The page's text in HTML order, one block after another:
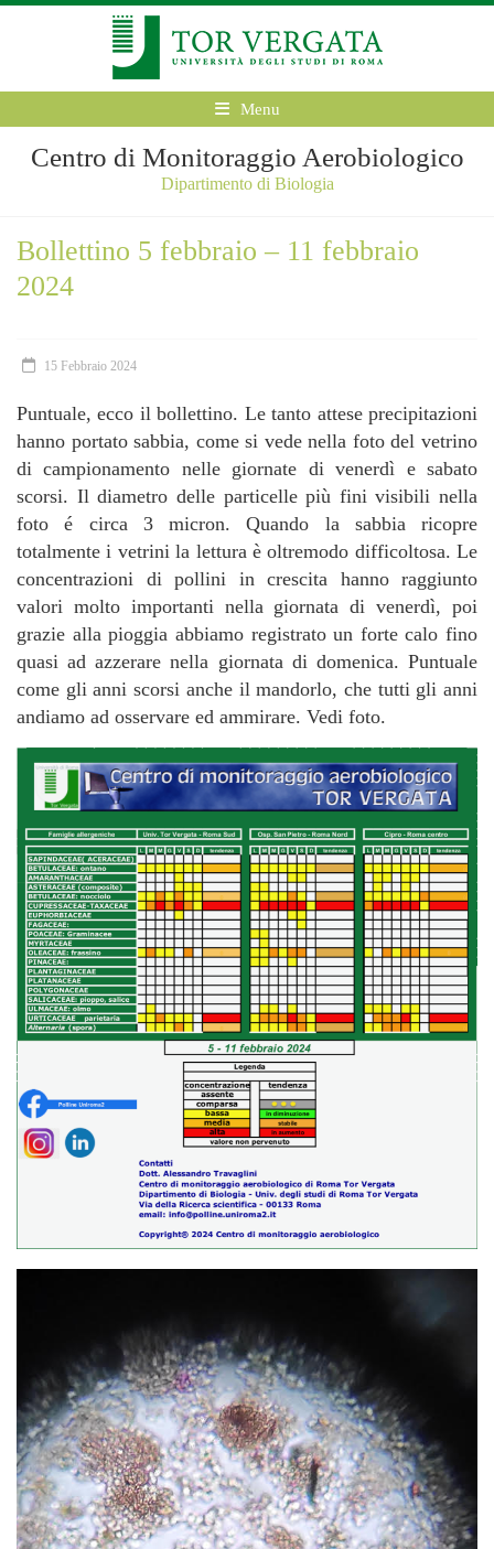
Menu
Centro di Monitoraggio Aerobiologico
Dipartimento di Biologia
Bollettino 5 febbraio – 11 febbraio
2024
15 Febbraio 2024
Puntuale, ecco il bollettino. Le tanto attese precipitazioni
hanno portato sabbia, come si vede nella foto del vetrino
di campionamento nelle giornate di venerdì e sabato
scorsi. Il diametro delle particelle più fini visibili nella
foto é circa 3 micron. Quando la sabbia ricopre
totalmente i vetrini la lettura è oltremodo difficoltosa. Le
concentrazioni di pollini in crescita hanno raggiunto
valori molto importanti nella giornata di venerdì, poi
grazie alla pioggia abbiamo registrato un forte calo fino
quasi ad azzerare nella giornata di domenica. Puntuale
come gli anni scorsi anche il mandorlo, che tutti gli anni
andiamo ad osservare ed ammirare. Vedi foto.